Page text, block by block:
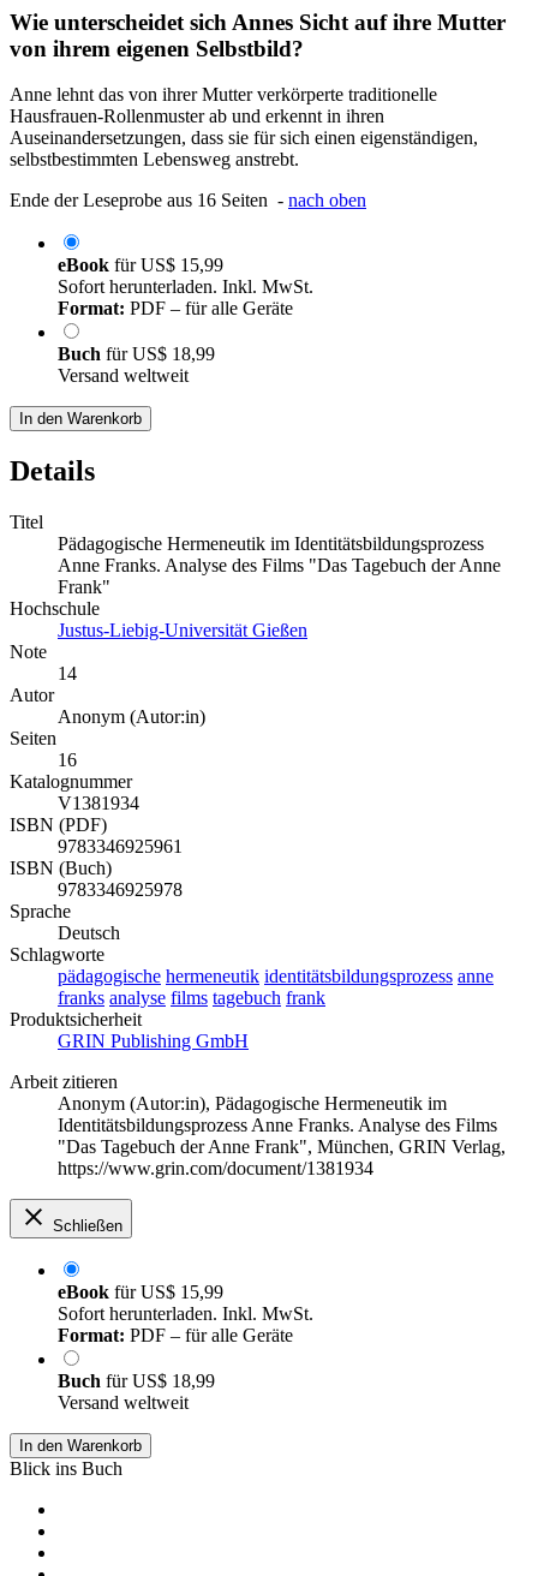
Wie unterscheidet sich Annes Sicht auf ihre Mutter
von ihrem eigenen Selbstbild?
Anne lehnt das von ihrer Mutter verkörperte traditionelle
Hausfrauen-Rollenmuster ab und erkennt in ihren
Auseinandersetzungen, dass sie für sich einen eigenständigen,
selbstbestimmten Lebensweg anstrebt.
Ende der Leseprobe aus 16 Seiten - nach oben
eBook fürUS$ 15,99
Sofort herunterladen. Inkl. MwSt.
Format: PDF – für alle Geräte
Buch fürUS$ 18,99
Versand weltweit
In den Warenkorb
Details
Titel
Pädagogische Hermeneutik im Identitätsbildungsprozess
Anne Franks. Analyse des Films "Das Tagebuch der Anne
Frank"
Hochschule
Justus-Liebig-Universität Gießen
Note
14
Autor
Anonym (Autor:in)
Seiten
16
Katalognummer
V1381934
ISBN (PDF)
9783346925961
ISBN (Buch)
9783346925978
Sprache
Deutsch
Schlagworte
pädagogische hermeneutik identitätsbildungsprozess anne
franks analyse films tagebuch frank
Produktsicherheit
GRIN Publishing GmbH
Arbeit zitieren
Anonym (Autor:in), Pädagogische Hermeneutik im
Identitätsbildungsprozess Anne Franks. Analyse des Films
"Das Tagebuch der Anne Frank", München, GRIN Verlag,
https://www.grin.com/document/1381934
Schließen
eBook fürUS$ 15,99
Sofort herunterladen. Inkl. MwSt.
Format: PDF – für alle Geräte
Buch fürUS$ 18,99
Versand weltweit
In den Warenkorb
Blick ins Buch